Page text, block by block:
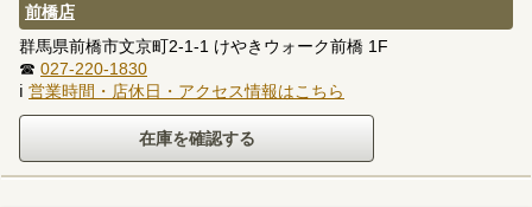
前橋店
群馬県前橋市文京町2-1-1 けやきウォーク前橋 1F
☎ 027-220-1830
ℹ 営業時間・店休日・アクセス情報はこちら